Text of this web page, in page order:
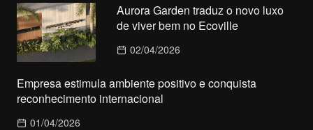
Aurora Garden traduz o novo luxo
de viver bem no Ecoville
02/04/2026
Empresa estimula ambiente positivo e conquista
reconhecimento internacional
01/04/2026